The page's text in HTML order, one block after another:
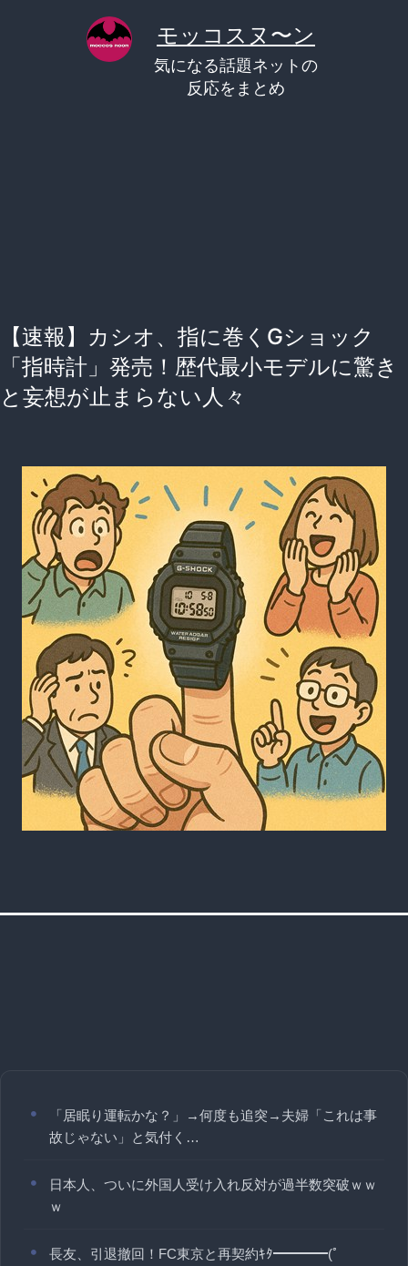
モッコスヌ〜ン
気になる話題ネットの
反応をまとめ
【速報】カシオ、指に巻くGショック
「指時計」発売！歴代最小モデルに驚き
と妄想が止まらない人々
「居眠り運転かな？」→何度も追突→夫婦「これは事
故じゃない」と気付く…
日本人、ついに外国人受け入れ反対が過半数突破ｗｗ
ｗ
長友、引退撤回！FC東京と再契約ｷﾀ━━━━(ﾟ